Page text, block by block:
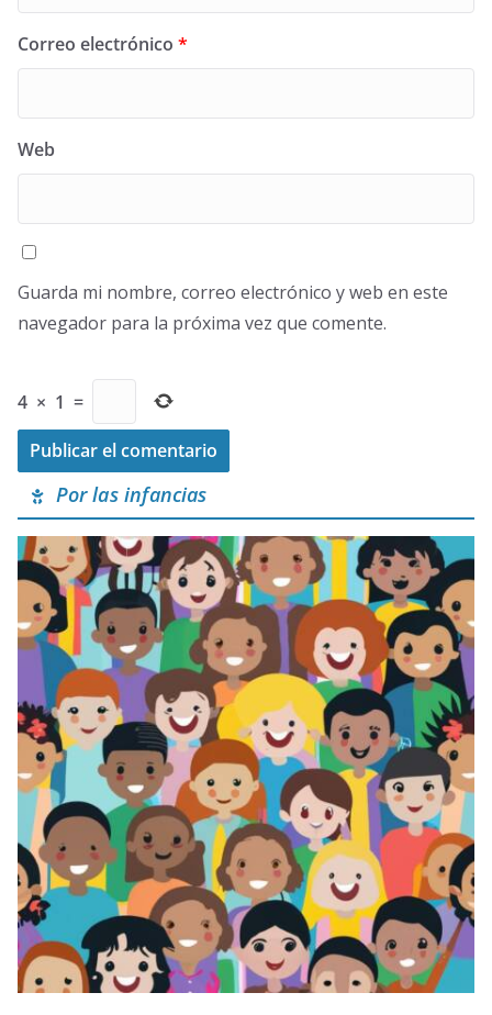
Correo electrónico *
Web
Guarda mi nombre, correo electrónico y web en este
navegador para la próxima vez que comente.
4 × 1 =
Por las infancias